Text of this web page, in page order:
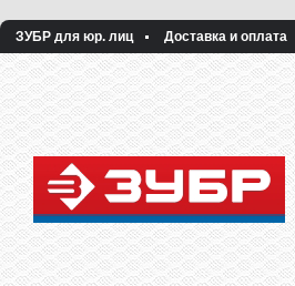
ЗУБР для юр. лиц Доставка и оплата